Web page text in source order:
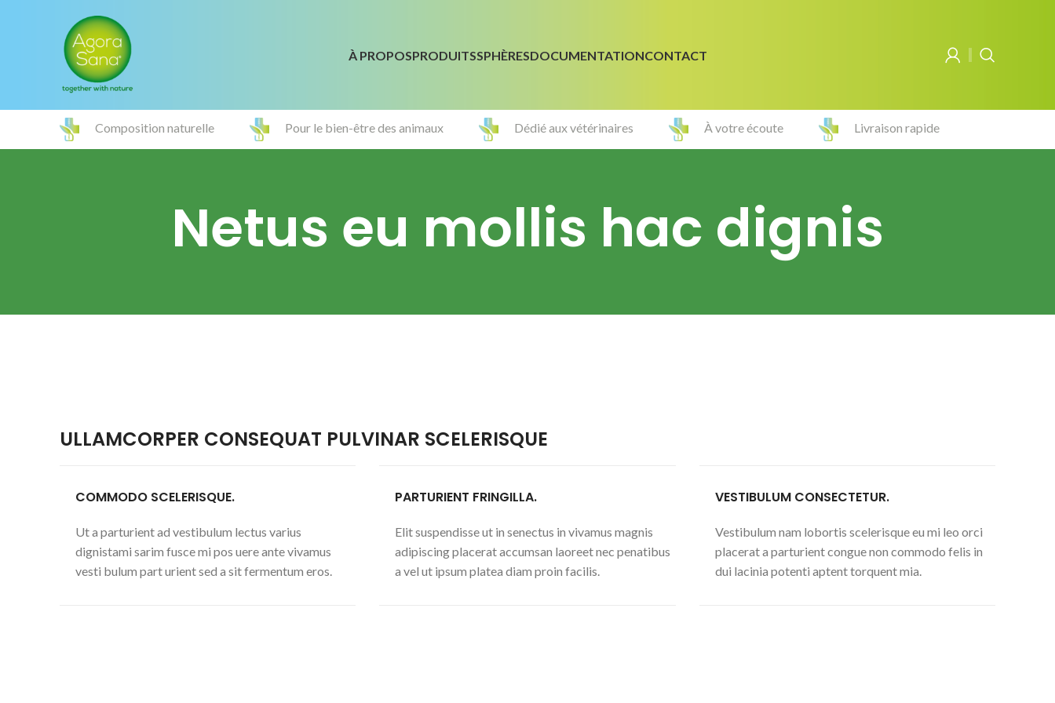
À PROPOSPRODUITSSPHÈRESDOCUMENTATIONCONTACT
Composition naturelle Pour le bien-être des animaux Dédié aux vétérinaires À votre écoute Livraison rapide
Netus eu mollis hac dignis
ULLAMCORPER CONSEQUAT PULVINAR SCELERISQUE
COMMODO SCELERISQUE.
Ut a parturient ad vestibulum lectus varius
dignistami sarim fusce mi pos uere ante vivamus
vesti bulum part urient sed a sit fermentum eros.
PARTURIENT FRINGILLA.
Elit suspendisse ut in senectus in vivamus magnis
adipiscing placerat accumsan laoreet nec penatibus
a vel ut ipsum platea diam proin facilis.
VESTIBULUM CONSECTETUR.
Vestibulum nam lobortis scelerisque eu mi leo orci
placerat a parturient congue non commodo felis in
dui lacinia potenti aptent torquent mia.